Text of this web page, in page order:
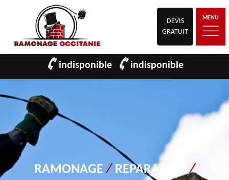
DEVIS
GRATUIT
MENU
indisponible indisponible
RAMONAGE/ REPARATION/